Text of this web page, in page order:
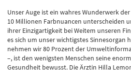
Unser Auge ist ein wahres Wunderwerk
10 Millionen Farbnuancen unterscheiden
ihrer Einzigartigkeit bei Weitem unseren
es sich um unser wichtigstes Sinnesorgan
nehmen wir 80 Prozent der
–, ist den wenigsten Menschen seine
Gesundheit bewusst. Die Ärztin Hilla